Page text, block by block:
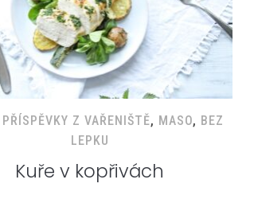
Z VAŘENIŠTĚ, MASO, BEZ
LEPKU
Kuře v kopřivách